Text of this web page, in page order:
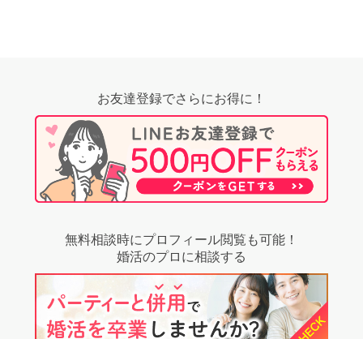
お友達登録でさらにお得に！
無料相談時にプロフィール閲覧も可能！
婚活のプロに相談する